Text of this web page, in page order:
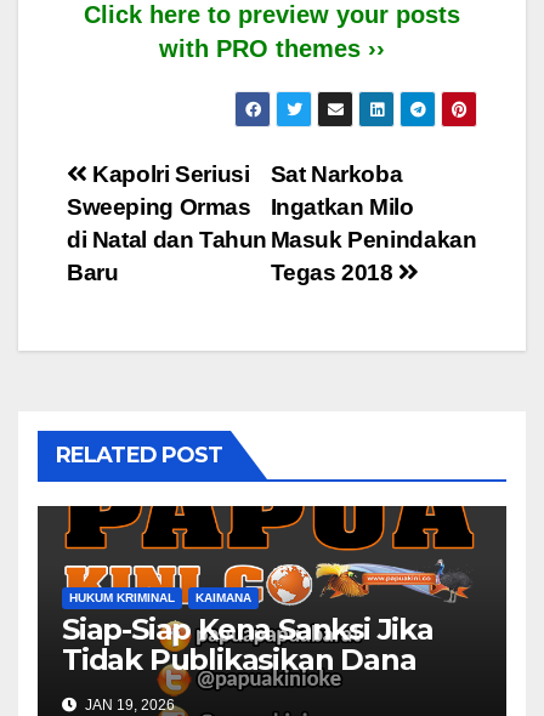
Click here to preview your posts
with PRO themes ››
Post
navigation
Sat Narkoba
Ingatkan Milo
Masuk Penindakan
Tegas 2018
Kapolri Seriusi
Sweeping Ormas
di Natal dan Tahun
Baru
RELATED POST
HUKUM KRIMINAL KAIMANA
Siap-Siap Kena Sanksi Jika
Tidak Publikasikan Dana
Desa
JAN 19, 2026